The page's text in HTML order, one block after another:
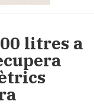
litres a